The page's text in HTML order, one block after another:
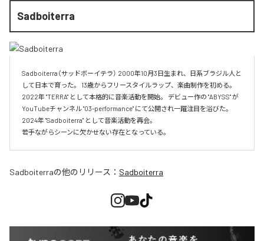
Sadboiterra
Sadboiterra（サッドボーイテラ） 2000年10月3日生まれ、日系ブラジル人と
して日本で育った。 13歳からフリースタイルラップ、楽曲制作を初める。
2022年 "TERRA" として本格的に音楽活動を開始。 デビュー作の "ABYSS" が
YouTubeチャンネル "03-performance" にて公開され一躍注目を浴びた。
2024年 "Sadboiterra" として音楽活動を再会。
若手ながらシーンに欠かせない存在となっている。
Sadboiterraの他のリリース： Sadboiterra